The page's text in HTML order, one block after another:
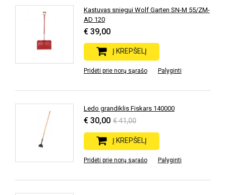
Kastuvas sniegui Wolf Garten SN-M 55/ZM-
AD 120
€ 39,00
Į KREPŠELĮ
Pridėti prie norų sąrašo Palyginti
Ledo grandiklis Fiskars 140000
€ 30,00 € 41,00
Į KREPŠELĮ
Pridėti prie norų sąrašo Palyginti